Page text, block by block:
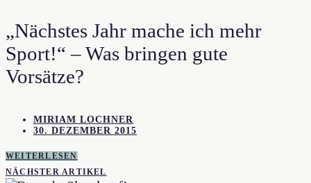
„Nächstes Jahr mache ich mehr
Sport!“ – Was bringen gute
Vorsätze?
MIRIAM LOCHNER
30. DEZEMBER 2015
WEITERLESEN
NÄCHSTER ARTIKEL